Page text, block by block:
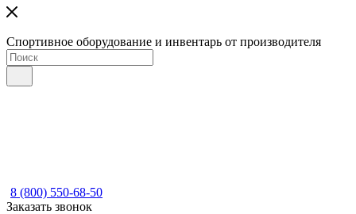
Спортивное оборудование и инвентарь от производителя
8 (800) 550-68-50
Заказать звонок